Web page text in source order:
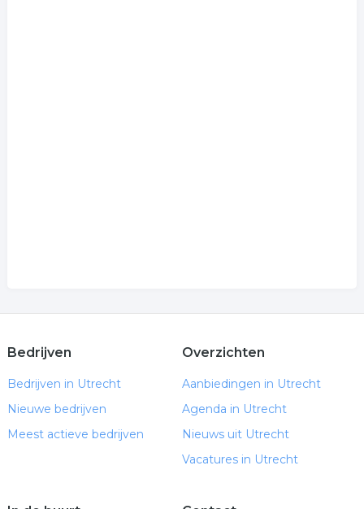
Bedrijven
Bedrijven in Utrecht
Nieuwe bedrijven
Meest actieve bedrijven
Overzichten
Aanbiedingen in Utrecht
Agenda in Utrecht
Nieuws uit Utrecht
Vacatures in Utrecht